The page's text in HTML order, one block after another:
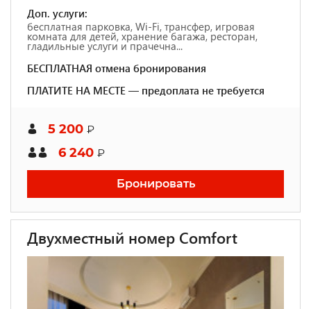
Доп. услуги:
бесплатная парковка, Wi-Fi, трансфер, игровая
комната для детей, хранение багажа, ресторан,
гладильные услуги и прачечна...
БЕСПЛАТНАЯ отмена бронирования
ПЛАТИТЕ НА МЕСТЕ — предоплата не требуется
5 200 ₽
6 240 ₽
Бронировать
Двухместный номер Comfort